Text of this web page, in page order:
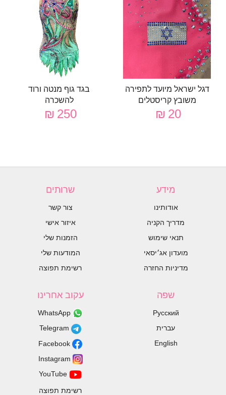
דגל ישראל מיועד לתפירה
משובץ קריסטלים
20 ₪
בגד גוף מנטה ורוד
להשכרה
250 ₪
מידע
אודותינו
מדריך הקניה
תנאי שימוש
מועדון אג׳יסאי
מדיניות החזרה
שרותים
צור קשר
איזור אישי
הזמנות שלי
המודעות שלי
רשימת תפוצה
שפה
Русский
עברית
English
עקוב אחרינו
רשימת תפוצה